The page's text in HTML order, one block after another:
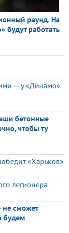
раунд. На
будут работать
— у «Динамо»
бетонные
чтобы ту
«Харьков»
легионера
не сможет
будем